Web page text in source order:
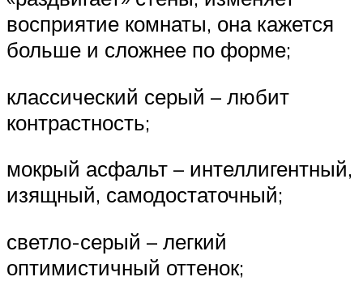
восприятие комнаты, она кажется
больше и сложнее по форме;
классический серый – любит
контрастность;
мокрый асфальт – интеллигентный,
изящный, самодостаточный;
светло-серый – легкий
оптимистичный оттенок;